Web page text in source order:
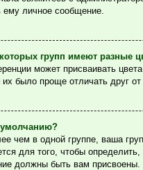
ему личное сообщение.
групп имеют разные
может присваивать
их было проще отличать друг от
умолчанию?
чем в одной группе, ваша
для того, чтобы определить,
должны быть вам присвоены.